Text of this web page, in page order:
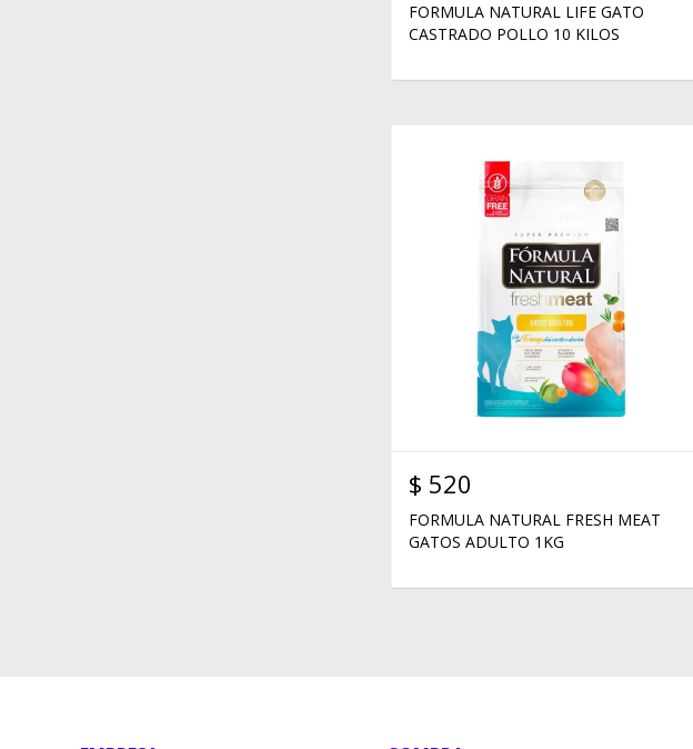
FORMULA NATURAL LIFE GATO
CASTRADO POLLO 10 KILOS
$ 520
FORMULA NATURAL FRESH MEAT
GATOS ADULTO 1KG